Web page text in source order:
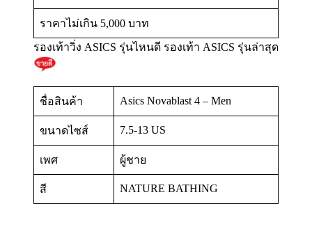
ราคาไม่เกิน 5,000 บาท
รองเท้าวิ่ง ASICS รุ่นไหนดี รองเท้า ASICS รุ่นล่าสุด
ชื่อสินค้า Asics Novablast 4 – Men
ขนาดไซส์ 7.5-13 US
เพศ ผู้ชาย
สี NATURE BATHING